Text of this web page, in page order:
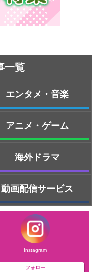
一覧
エンタメ・音楽
アニメ・ゲーム
海外ドラマ
動画配信サービス
Instagram
フォロー